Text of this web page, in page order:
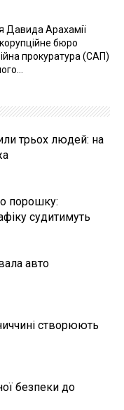
Давида Арахамії
бюро
прокуратура (САП)
трьох людей: на
порошку:
судитимуть
авто
створюють
безпеки до